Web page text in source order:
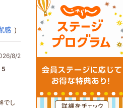
感 ）
8/2
5
でし